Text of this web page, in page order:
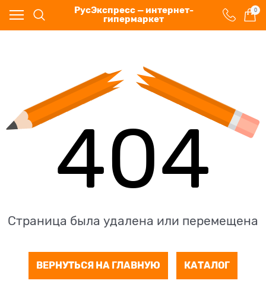
РусЭкспресс — интернет-
гипермаркет
0
404
Страница была удалена или перемещена
ВЕРНУТЬСЯ НА ГЛАВНУЮ КАТАЛОГ